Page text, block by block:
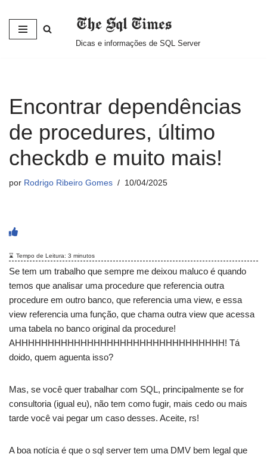
Pular
The Sql Times
Dicas e informações de SQL Server
Encontrar dependências
de procedures, último
checkdb e muito mais!
por Rodrigo Ribeiro Gomes 10/04/2025
Tempo de Leitura: 3 minutos
Se tem um trabalho que sempre me deixou maluco é quando
temos que analisar uma procedure que referencia outra
procedure em outro banco, que referencia uma view, e essa
view referencia uma função, que chama outra view que acessa
uma tabela no banco original da procedure!
AHHHHHHHHHHHHHHHHHHHHHHHHHHHHHHHH! Tá
doido, quem aguenta isso?
Mas, se você quer trabalhar com SQL, principalmente se for
consultoria (igual eu), não tem como fugir, mais cedo ou mais
tarde você vai pegar um caso desses. Aceite, rs!
A boa notícia é que o sql server tem uma DMV bem legal que